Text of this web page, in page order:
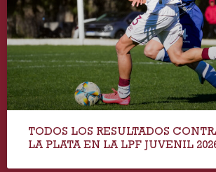
TODOS LOS RESULTADOS
LA PLATA EN LA LPF JUVENIL